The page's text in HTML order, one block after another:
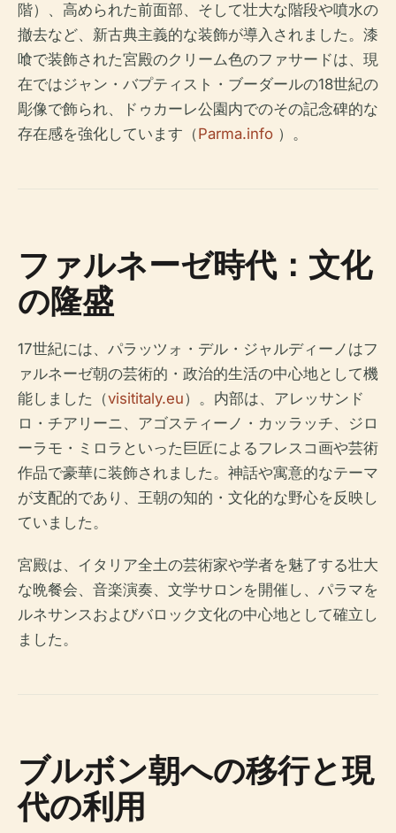
階）、高められた前面部、そして壮大な階段や噴水の
撤去など、新古典主義的な装飾が導入されました。漆
喰で装飾された宮殿のクリーム色のファサードは、現
在ではジャン・バプティスト・ブーダールの18世紀の
彫像で飾られ、ドゥカーレ公園内でのその記念碑的な
存在感を強化しています（Parma.info ）。
ファルネーゼ時代：文化
の隆盛
17世紀には、パラッツォ・デル・ジャルディーノはフ
ァルネーゼ朝の芸術的・政治的生活の中心地として機
能しました（visititaly.eu）。内部は、アレッサンド
ロ・チアリーニ、アゴスティーノ・カッラッチ、ジロ
ーラモ・ミロラといった巨匠によるフレスコ画や芸術
作品で豪華に装飾されました。神話や寓意的なテーマ
が支配的であり、王朝の知的・文化的な野心を反映し
ていました。
宮殿は、イタリア全土の芸術家や学者を魅了する壮大
な晩餐会、音楽演奏、文学サロンを開催し、パラマを
ルネサンスおよびバロック文化の中心地として確立し
ました。
ブルボン朝への移行と現
代の利用